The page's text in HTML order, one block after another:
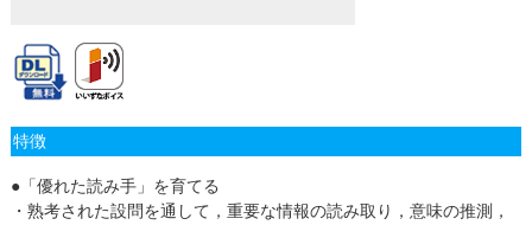
特徴
●「優れた読み手」を育てる
・熟考された設問を通して，重要な情報の読み取り，意味の推測，